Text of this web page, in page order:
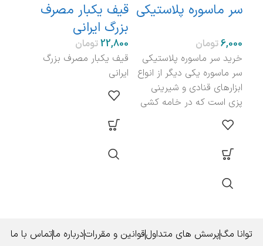
سر ماسوره پلاستیکی
تومان
خرید سر ماسوره پلاستیکی
سر ماسوره یکی دیگر از انواع
ابزارهای قنادی و شیرینی
پزی است که در خامه کشی
قیف یکبار مصرف
بزرگ ایرانی
تومان
قیف یکبار مصرف بزرگ
ایرانی
توانا مگپرسش های متداولقوانین و مقرراتدرباره ماتماس با ما